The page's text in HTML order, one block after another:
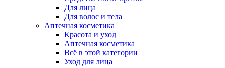
Для лица
Для волос и тела
Аптечная косметика
Красота и уход
Аптечная косметика
Всё в этой категории
Уход для лица